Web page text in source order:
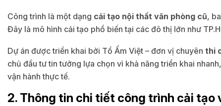
Công trình là một dạng cải tạo nội thất văn phòng cũ,
Đây là mô hình cải tạo phổ biến tại các đô thị lớn như
Dự án được triển khai bởi Tổ Ấm Việt – đơn vị chuyên thi
chủ đầu tư tin tưởng lựa chọn vì khả năng triển khai nhanh,
vận hành thực tế.
2. Thông tin chi tiết công trình cải tạo